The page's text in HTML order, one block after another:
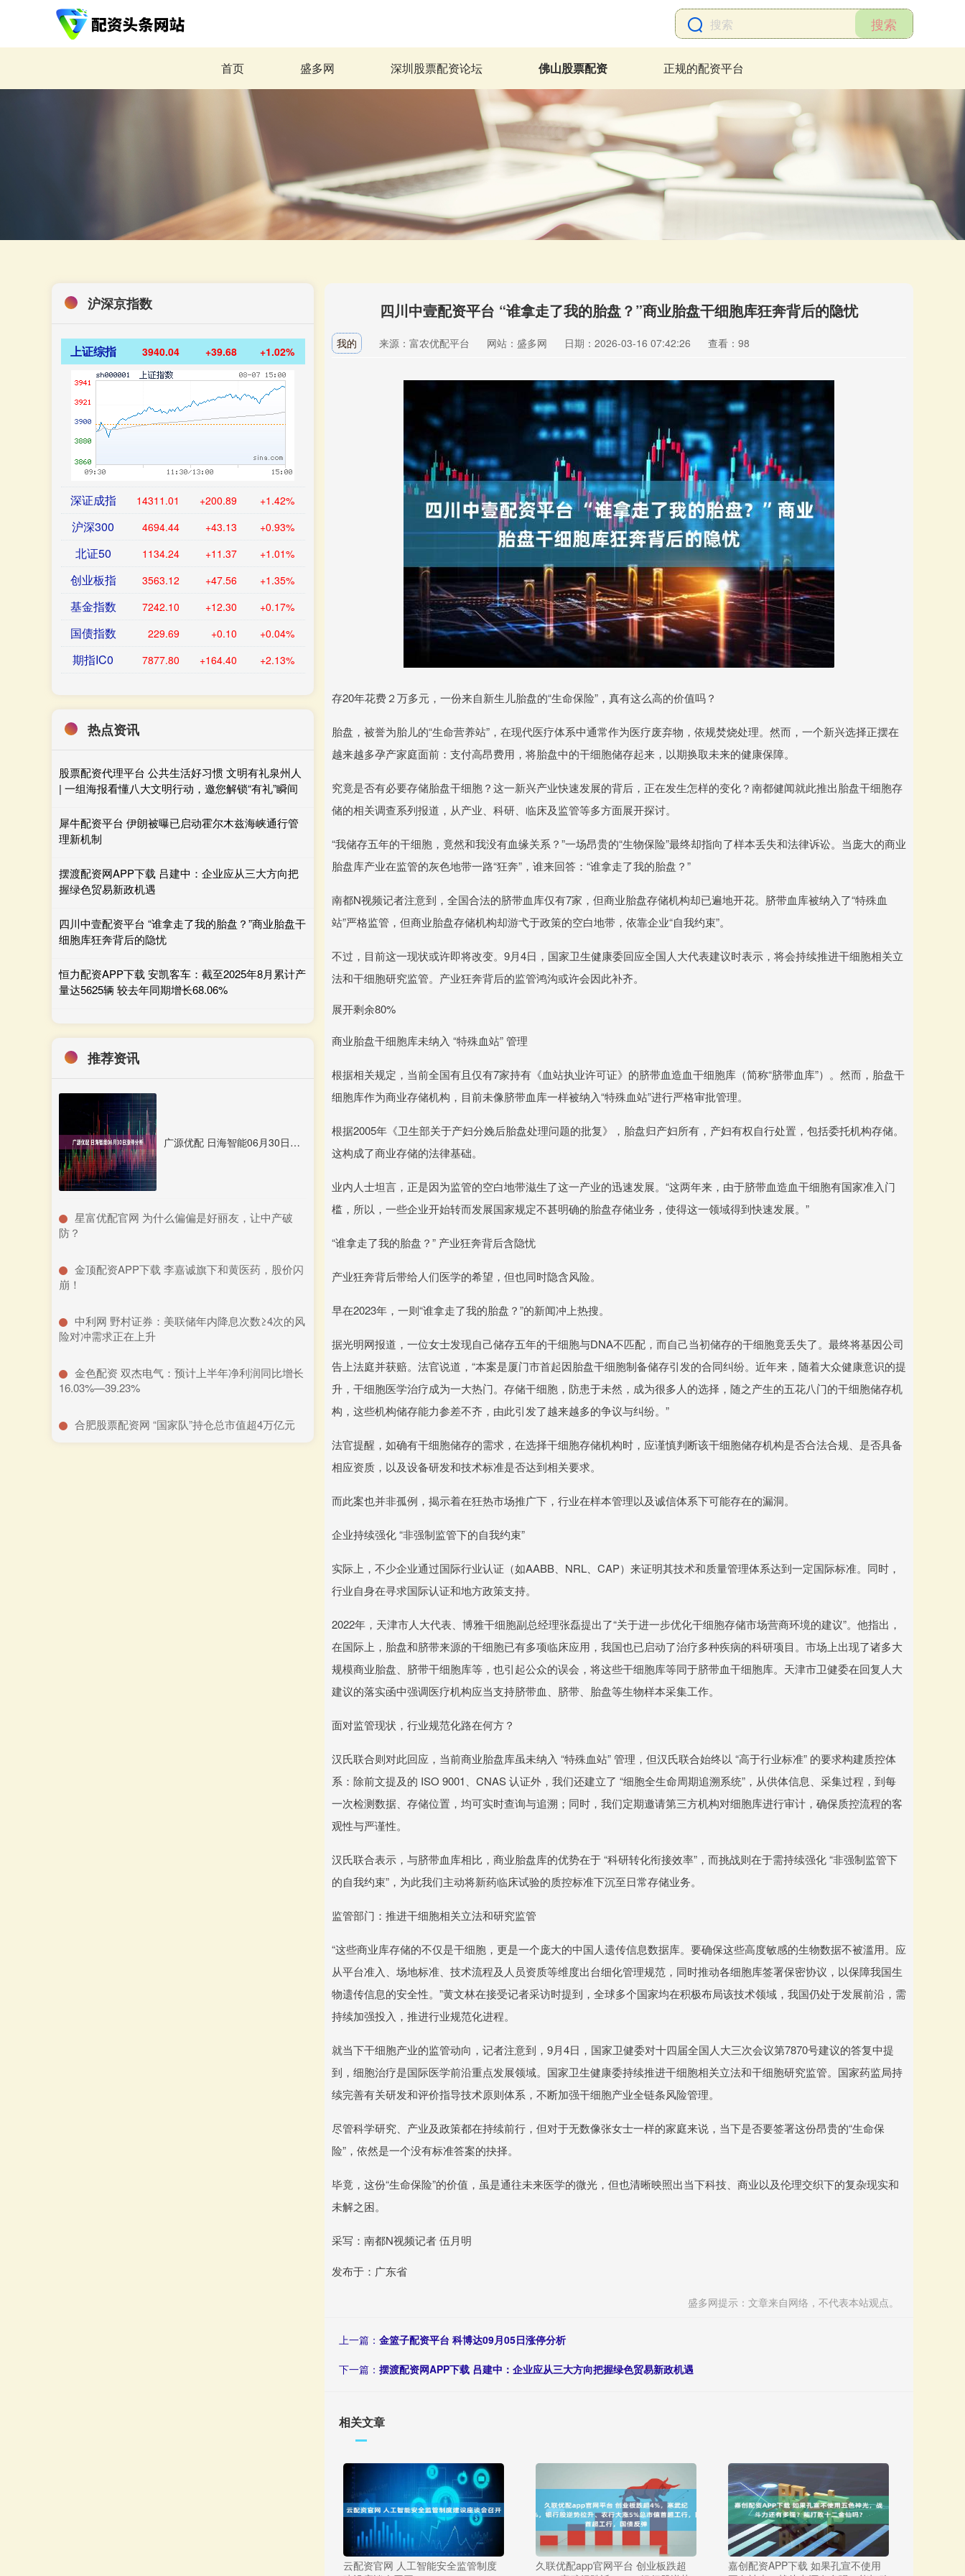
搜索
首页 盛多网 深圳股票配资论坛 佛山股票配资 正规的配资平台
四川中壹配资平台 “谁拿走了我的胎盘？”商业胎盘干细胞库狂奔背后的隐忧
我的 来源：富农优配平台 网站：盛多网 日期：2026-03-16 07:42:26 查看：98
存20年花费２万多元，一份来自新生儿胎盘的“生命保险”，真有这么高的价值吗？
胎盘，被誉为胎儿的“生命营养站”，在现代医疗体系中通常作为医疗废弃物，依规焚烧处理。然而，一个新兴选择正摆在
越来越多孕产家庭面前：支付高昂费用，将胎盘中的干细胞储存起来，以期换取未来的健康保障。
究竟是否有必要存储胎盘干细胞？这一新兴产业快速发展的背后，正在发生怎样的变化？南都健闻就此推出胎盘干细胞存
储的相关调查系列报道，从产业、科研、临床及监管等多方面展开探讨。
“我储存五年的干细胞，竟然和我没有血缘关系？”一场昂贵的“生物保险”最终却指向了样本丢失和法律诉讼。当庞大的商业
胎盘库产业在监管的灰色地带一路“狂奔”，谁来回答：“谁拿走了我的胎盘？”
南都N视频记者注意到，全国合法的脐带血库仅有7家，但商业胎盘存储机构却已遍地开花。脐带血库被纳入了“特殊血
站”严格监管，但商业胎盘存储机构却游弋于政策的空白地带，依靠企业“自我约束”。
不过，目前这一现状或许即将改变。9月4日，国家卫生健康委回应全国人大代表建议时表示，将会持续推进干细胞相关立
法和干细胞研究监管。产业狂奔背后的监管鸿沟或许会因此补齐。
展开剩余80%
商业胎盘干细胞库未纳入 “特殊血站” 管理
根据相关规定，当前全国有且仅有7家持有《血站执业许可证》的脐带血造血干细胞库（简称“脐带血库”）。然而，胎盘干
细胞库作为商业存储机构，目前未像脐带血库一样被纳入“特殊血站”进行严格审批管理。
根据2005年《卫生部关于产妇分娩后胎盘处理问题的批复》，胎盘归产妇所有，产妇有权自行处置，包括委托机构存储。
这构成了商业存储的法律基础。
业内人士坦言，正是因为监管的空白地带滋生了这一产业的迅速发展。“这两年来，由于脐带血造血干细胞有国家准入门
槛，所以，一些企业开始转而发展国家规定不甚明确的胎盘存储业务，使得这一领域得到快速发展。”
“谁拿走了我的胎盘？” 产业狂奔背后含隐忧
产业狂奔背后带给人们医学的希望，但也同时隐含风险。
早在2023年，一则“谁拿走了我的胎盘？”的新闻冲上热搜。
据光明网报道，一位女士发现自己储存五年的干细胞与DNA不匹配，而自己当初储存的干细胞竟丢失了。最终将基因公司
告上法庭并获赔。法官说道，“本案是厦门市首起因胎盘干细胞制备储存引发的合同纠纷。近年来，随着大众健康意识的提
升，干细胞医学治疗成为一大热门。存储干细胞，防患于未然，成为很多人的选择，随之产生的五花八门的干细胞储存机
构，这些机构储存能力参差不齐，由此引发了越来越多的争议与纠纷。”
法官提醒，如确有干细胞储存的需求，在选择干细胞存储机构时，应谨慎判断该干细胞储存机构是否合法合规、是否具备
相应资质，以及设备研发和技术标准是否达到相关要求。
而此案也并非孤例，揭示着在狂热市场推广下，行业在样本管理以及诚信体系下可能存在的漏洞。
企业持续强化 “非强制监管下的自我约束”
实际上，不少企业通过国际行业认证（如AABB、NRL、CAP）来证明其技术和质量管理体系达到一定国际标准。同时，
行业自身在寻求国际认证和地方政策支持。
2022年，天津市人大代表、博雅干细胞副总经理张磊提出了“关于进一步优化干细胞存储市场营商环境的建议”。他指出，
在国际上，胎盘和脐带来源的干细胞已有多项临床应用，我国也已启动了治疗多种疾病的科研项目。市场上出现了诸多大
规模商业胎盘、脐带干细胞库等，也引起公众的误会，将这些干细胞库等同于脐带血干细胞库。天津市卫健委在回复人大
建议的落实函中强调医疗机构应当支持脐带血、脐带、胎盘等生物样本采集工作。
面对监管现状，行业规范化路在何方？
汉氏联合则对此回应，当前商业胎盘库虽未纳入 “特殊血站” 管理，但汉氏联合始终以 “高于行业标准” 的要求构建质控体
系：除前文提及的 ISO 9001、CNAS 认证外，我们还建立了 “细胞全生命周期追溯系统”，从供体信息、采集过程，到每
一次检测数据、存储位置，均可实时查询与追溯；同时，我们定期邀请第三方机构对细胞库进行审计，确保质控流程的客
观性与严谨性。
汉氏联合表示，与脐带血库相比，商业胎盘库的优势在于 “科研转化衔接效率”，而挑战则在于需持续强化 “非强制监管下
的自我约束”，为此我们主动将新药临床试验的质控标准下沉至日常存储业务。
监管部门：推进干细胞相关立法和研究监管
“这些商业库存储的不仅是干细胞，更是一个庞大的中国人遗传信息数据库。要确保这些高度敏感的生物数据不被滥用。应
从平台准入、场地标准、技术流程及人员资质等维度出台细化管理规范，同时推动各细胞库签署保密协议，以保障我国生
物遗传信息的安全性。”黄文林在接受记者采访时提到，全球多个国家均在积极布局该技术领域，我国仍处于发展前沿，需
持续加强投入，推进行业规范化进程。
就当下干细胞产业的监管动向，记者注意到，9月4日，国家卫健委对十四届全国人大三次会议第7870号建议的答复中提
到，细胞治疗是国际医学前沿重点发展领域。国家卫生健康委持续推进干细胞相关立法和干细胞研究监管。国家药监局持
续完善有关研发和评价指导技术原则体系，不断加强干细胞产业全链条风险管理。
尽管科学研究、产业及政策都在持续前行，但对于无数像张女士一样的家庭来说，当下是否要签署这份昂贵的“生命保
险”，依然是一个没有标准答案的抉择。
毕竟，这份“生命保险”的价值，虽是通往未来医学的微光，但也清晰映照出当下科技、商业以及伦理交织下的复杂现实和
未解之困。
采写：南都N视频记者 伍月明
发布于：广东省
盛多网提示：文章来自网络，不代表本站观点。
上一篇： 金篮子配资平台 科博达09月05日涨停分析
下一篇： 摆渡配资网APP下载 吕建中：企业应从三大方向把握绿色贸易新政机遇
相关文章
云配资官网 人工智能安全监管制度
久联优配app官网平台 创业板跌超
嘉创配资APP下载 如果孔宣不使用
沪深京指数
上证综指 3940.04 +39.68 +1.02%
深证成指 14311.01 +200.89 +1.42%
沪深300 4694.44 +43.13 +0.93%
北证50 1134.24 +11.37 +1.01%
创业板指 3563.12 +47.56 +1.35%
基金指数 7242.10 +12.30 +0.17%
国债指数 229.69 +0.10 +0.04%
期指IC0 7877.80 +164.40 +2.13%
热点资讯
股票配资代理平台 公共生活好习惯 文明有礼泉州人
| 一组海报看懂八大文明行动，邀您解锁“有礼”瞬间
犀牛配资平台 伊朗被曝已启动霍尔木兹海峡通行管
理新机制
摆渡配资网APP下载 吕建中：企业应从三大方向把
握绿色贸易新政机遇
四川中壹配资平台 “谁拿走了我的胎盘？”商业胎盘干
细胞库狂奔背后的隐忧
恒力配资APP下载 安凯客车：截至2025年8月累计产
量达5625辆 较去年同期增长68.06%
推荐资讯
广源优配 日海智能06月30日涨停分析
​星富优配官网 为什么偏偏是好丽友，让中产破
防？
​金顶配资APP下载 李嘉诚旗下和黄医药，股价闪
崩！
​中利网 野村证券：美联储年内降息次数≥4次的风
险对冲需求正在上升
​金色配资 双杰电气：预计上半年净利润同比增长
16.03%—39.23%
​合肥股票配资网 “国家队”持仓总市值超4万亿元